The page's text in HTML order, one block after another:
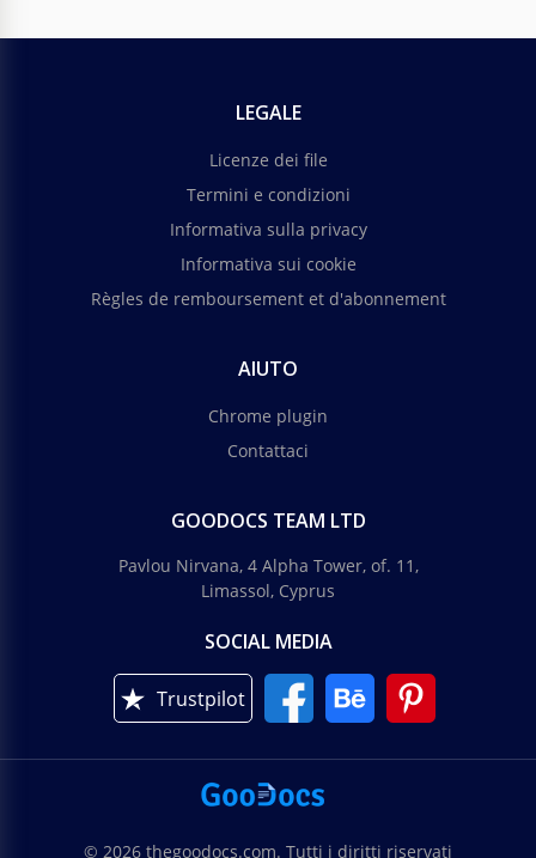
LEGALE
Licenze dei file
Termini e condizioni
Informativa sulla privacy
Informativa sui cookie
Règles de remboursement et d'abonnement
AIUTO
Chrome plugin
Contattaci
GOODOCS TEAM LTD
Pavlou Nirvana, 4 Alpha Tower, of. 11,
Limassol, Cyprus
SOCIAL MEDIA
Trustpilot
© 2026 thegoodocs.com. Tutti i diritti riservati